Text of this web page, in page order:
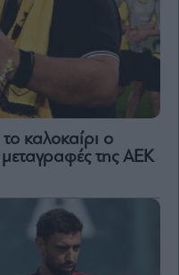
καλοκαίρι ο
μεταγραφές της ΑΕΚ